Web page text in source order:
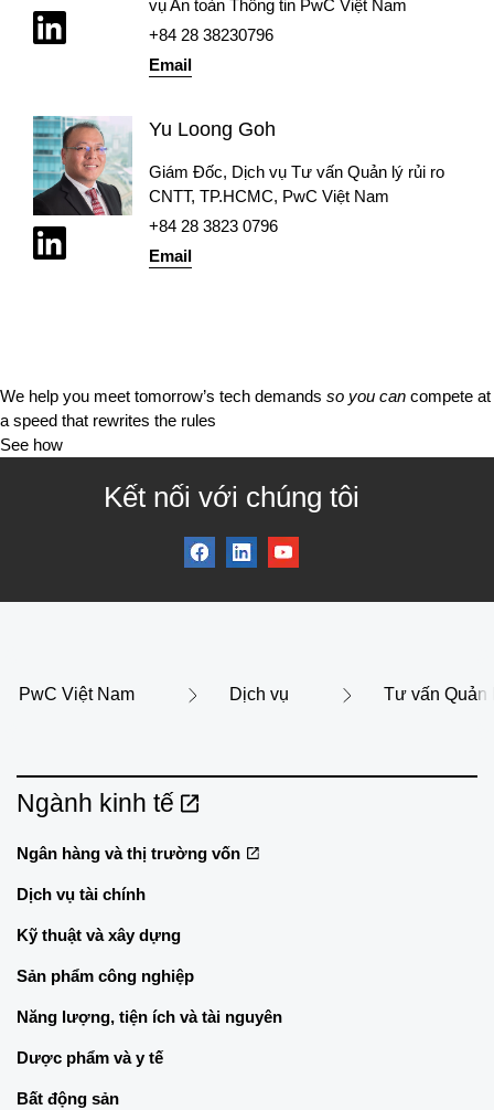
vụ An toàn Thông tin PwC Việt Nam
+84 28 38230796
Email
Yu Loong Goh
Giám Đốc, Dịch vụ Tư vấn Quản lý rủi ro
CNTT, TP.HCMC, PwC Việt Nam
+84 28 3823 0796
Email
We help you meet tomorrow’s tech demands so you can compete at
a speed that rewrites the rules
See how
Kết nối với chúng tôi
PwC Việt Nam Dịch vụ Tư vấn Quản
Ngành kinh tế
Ngân hàng và thị trường vốn
Dịch vụ tài chính
Kỹ thuật và xây dựng
Sản phẩm công nghiệp
Năng lượng, tiện ích và tài nguyên
Dược phẩm và y tế
Bất động sản